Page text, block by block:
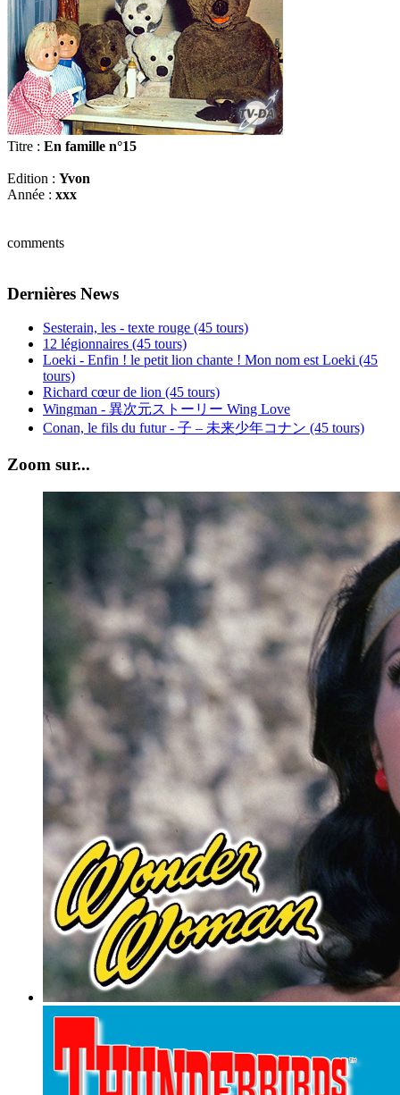
Titre : En famille n°15
Edition : Yvon
Année : xxx
comments
Dernières News
Sesterain, les - texte rouge (45 tours)
12 légionnaires (45 tours)
Loeki - Enfin ! le petit lion chante ! Mon nom est Loeki (45
tours)
Richard cœur de lion (45 tours)
Wingman - 異次元ストーリー Wing Love
Conan, le fils du futur - 子 – 未来少年コナン (45 tours)
Zoom sur...